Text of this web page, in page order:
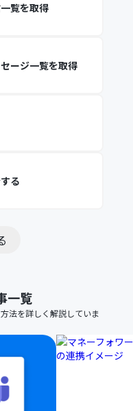
覧を取得
ージ一覧を取得
る
一覧
法を詳しく解説していま